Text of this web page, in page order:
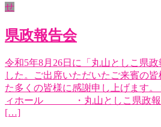
せ
県政報告会
令和5年8月26日に「丸山としこ県
した。ご出席いただいたご来賓の
た多くの皆様に感謝申し上げます
ィホール ・丸山としこ県
[…]